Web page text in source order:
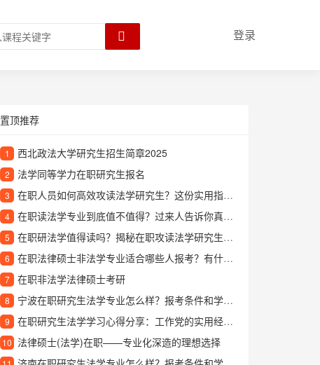
登录
置顶推荐
1 西北政法大学研究生招生简章2025
2 法学同等学力在职研究生报名
3 在职人员如何高效攻读法学研究生？这份实用指南请收好
4 在职读法学专业到底值不值得？过来人告诉你真实体验
5 在职研法学值得读吗？揭秘在职攻读法学研究生的优势与收获
6 在职法律硕士非法学专业适合哪些人报考？有什么报考条件和优势？
7 在职非法学法律硕士考研
8 宁波在职研究生法学专业怎么样？报考条件和学习方式详解
9 在职研究生法学学习心得分享：工作党的实用经验与感悟
10 法律硕士(法学)在职——专业化深造的理想选择